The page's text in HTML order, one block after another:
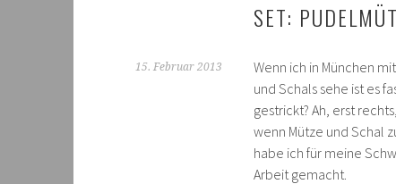
SET:
15. Februar 2013
Wenn ich in München
und Schals sehe ist es
gestrickt? Ah, erst
wenn Mütze und Schal
habe ich für meine
Arbeit gemacht.